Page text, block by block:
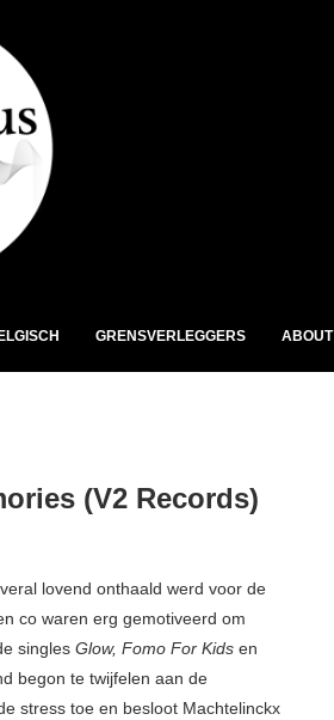
GRENSVERLEGGERS ABOUT
(V2 Records)
lovend onthaald werd voor de
co waren erg gemotiveerd om
singles Glow, Fomo For Kids en
begon te twijfelen aan de
stress toe en besloot Machtelinckx